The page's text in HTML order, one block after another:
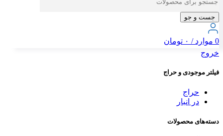
جست و جو
0 موارد / ۰ تومان
خروج
فیلتر موجودی و حراج
حراج
در انبار
دسته‌های محصولات